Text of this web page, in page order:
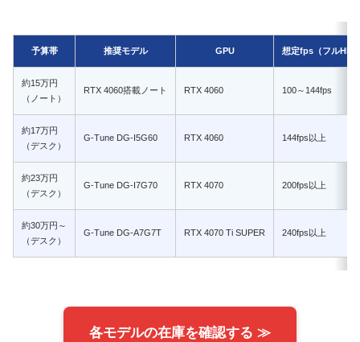
予算帯 推奨モデル GPU 想定fps（フルHD
約15万円
（ノート）
RTX 4060搭載ノート RTX 4060 100～144fps
約17万円
（デスク）
G-Tune DG-I5G60 RTX 4060 144fps以上
約23万円
（デスク）
G-Tune DG-I7G70 RTX 4070 200fps以上
約30万円～
（デスク）
G-Tune DG-A7G7T RTX 4070 Ti SUPER 240fps以上
各モデルの在庫を確認する ≫